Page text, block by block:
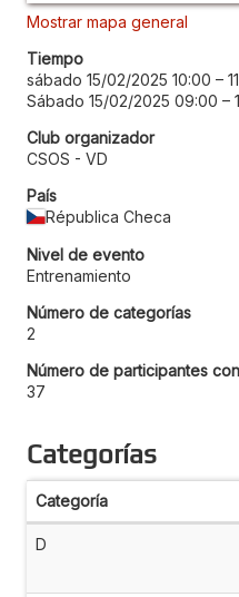
Mostrar mapa general
Tiempo
sábado 15/02/2025 10:00 –
Sábado 15/02/2025 09:00 –
Club organizador
CSOS - VD
País
Républica Checa
Nivel de evento
Entrenamiento
Número de categorías
2
Número de participantes
37
Categorías
Categoría
D